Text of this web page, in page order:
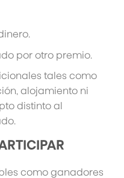
por otro premio.
tales como
alojamiento ni
distinto al
como ganadores